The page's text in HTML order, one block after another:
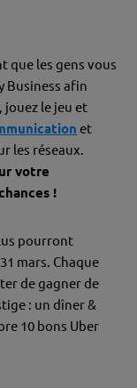
que les gens vous
Business afin
jouez le jeu et
et
les réseaux.
votre
!
pourront
mars. Chaque
de gagner de
: un dîner &
10 bons Uber